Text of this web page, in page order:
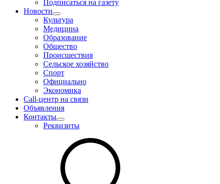
Подписаться на газету
Новости
Культура
Медицина
Образование
Общество
Происшествия
Сельское хозяйство
Спорт
Официально
Экономика
Call-центр на связи
Объявления
Контакты
Реквизиты